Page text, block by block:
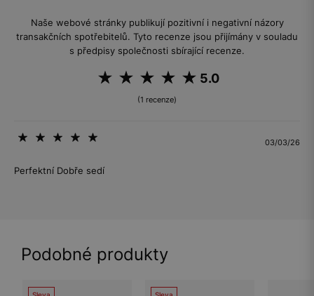
Naše webové stránky publikují pozitivní i negativní názory
transakčních spotřebitelů. Tyto recenze jsou přijímány v souladu
s předpisy společnosti sbírající recenze.
5.0
(1 recenze)
03/03/26
Perfektní Dobře sedí
Podobné produkty